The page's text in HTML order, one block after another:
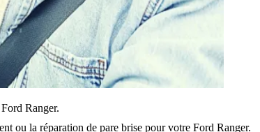
Ranger.
ou la réparation de pare brise pour votre Ford Ranger.